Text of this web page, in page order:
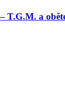
T.G.M. a